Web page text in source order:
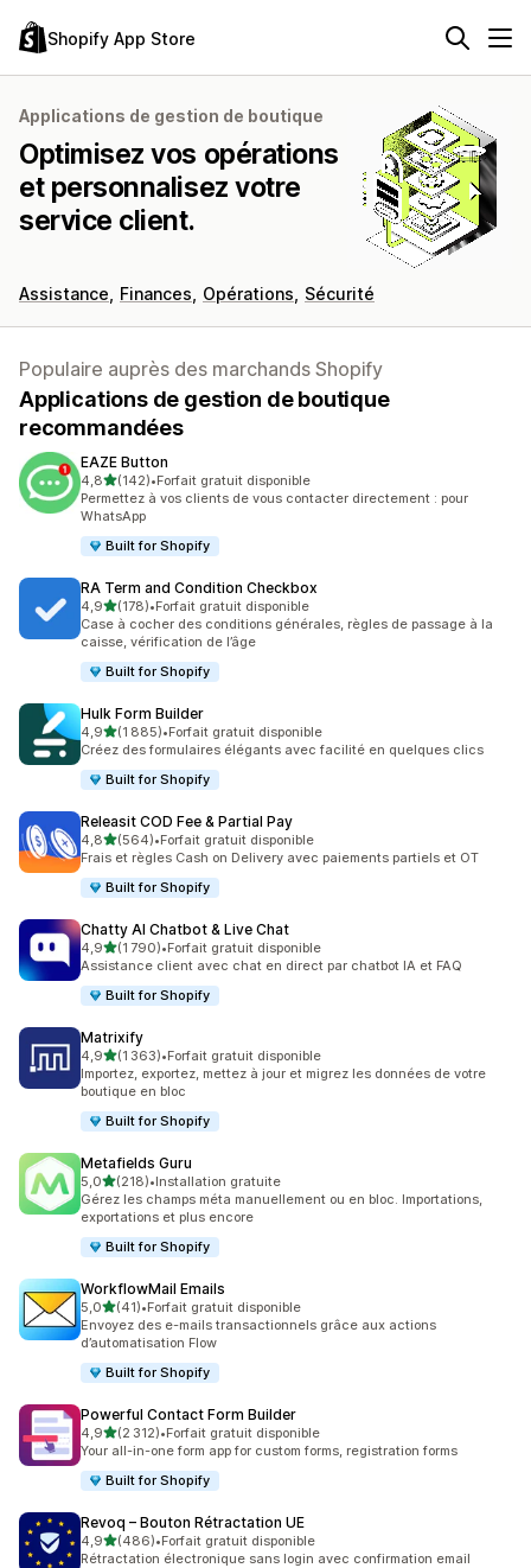
Shopify App Store
Applications de gestion de boutique
Optimisez vos opérations
et personnalisez votre
service client.
Assistance Finances Opérations Sécurité
Populaire auprès des marchands Shopify
Applications de gestion de boutique
recommandées
EAZE Button
4,8étoile(s) sur 5
(142)
142 avis au total
•Forfait gratuit disponible
Permettez à vos clients de vous contacter directement : pour
WhatsApp
Built for Shopify
RA Term and Condition Checkbox
4,9étoile(s) sur 5
(178)
178 avis au total
•Forfait gratuit disponible
Case à cocher des conditions générales, règles de passage à la
caisse, vérification de l’âge
Built for Shopify
Hulk Form Builder
4,9étoile(s) sur 5
(1 885)
1885 avis au total
•Forfait gratuit disponible
Créez des formulaires élégants avec facilité en quelques clics
Built for Shopify
Releasit COD Fee & Partial Pay
4,8étoile(s) sur 5
(564)
564 avis au total
•Forfait gratuit disponible
Frais et règles Cash on Delivery avec paiements partiels et OT
Built for Shopify
Chatty AI Chatbot & Live Chat
4,9étoile(s) sur 5
(1 790)
1790 avis au total
•Forfait gratuit disponible
Assistance client avec chat en direct par chatbot IA et FAQ
Built for Shopify
Matrixify
4,9étoile(s) sur 5
(1 363)
1363 avis au total
•Forfait gratuit disponible
Importez, exportez, mettez à jour et migrez les données de votre
boutique en bloc
Built for Shopify
Metafields Guru
5,0étoile(s) sur 5
(218)
218 avis au total
•Installation gratuite
Gérez les champs méta manuellement ou en bloc. Importations,
exportations et plus encore
Built for Shopify
WorkflowMail Emails
5,0étoile(s) sur 5
(41)
41 avis au total
•Forfait gratuit disponible
Envoyez des e-mails transactionnels grâce aux actions
d’automatisation Flow
Built for Shopify
Powerful Contact Form Builder
4,9étoile(s) sur 5
(2 312)
2312 avis au total
•Forfait gratuit disponible
Your all-in-one form app for custom forms, registration forms
Built for Shopify
Revoq – Bouton Rétractation UE
4,9étoile(s) sur 5
(486)
486 avis au total
•Forfait gratuit disponible
Rétractation électronique sans login avec confirmation email